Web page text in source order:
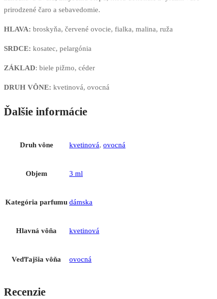
prirodzené čaro a sebavedomie.
HLAVA: broskyňa, červené ovocie, fialka, malina, ruža
SRDCE: kosatec, pelargónia
ZÁKLAD: biele pižmo, céder
DRUH VÔNE: kvetinová, ovocná
Ďalšie informácie
Druh vône kvetinová, ovocná
Objem 3 ml
Kategória parfumu dámska
Hlavná vôňa kvetinová
Veďľajšia vôňa ovocná
Recenzie